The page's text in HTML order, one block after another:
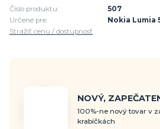
Číslo produktu:
507
Určené pre:
Nokia Lumia
Strážiť cenu / dostupnosť
NOVÝ,
100%-ne nový tovar v
krabičkách